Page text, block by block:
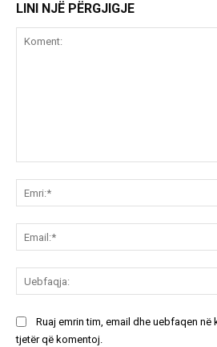
LINI NJË PËRGJIGJE
Ruaj emrin tim, email dhe uebfaqen në
tjetër që komentoj.